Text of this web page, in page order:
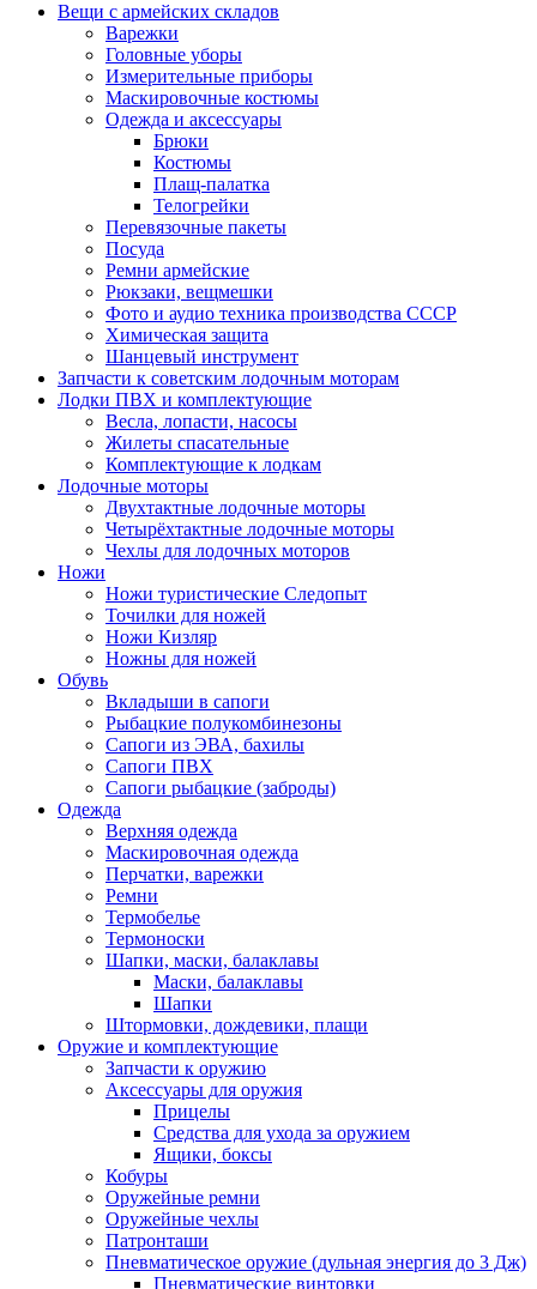
Вещи с армейских складов
Варежки
Головные уборы
Измерительные приборы
Маскировочные костюмы
Одежда и аксессуары
Брюки
Костюмы
Плащ-палатка
Телогрейки
Перевязочные пакеты
Посуда
Ремни армейские
Рюкзаки, вещмешки
Фото и аудио техника производства СССР
Химическая защита
Шанцевый инструмент
Запчасти к советским лодочным моторам
Лодки ПВХ и комплектующие
Весла, лопасти, насосы
Жилеты спасательные
Комплектующие к лодкам
Лодочные моторы
Двухтактные лодочные моторы
Четырёхтактные лодочные моторы
Чехлы для лодочных моторов
Ножи
Ножи туристические Следопыт
Точилки для ножей
Ножи Кизляр
Ножны для ножей
Обувь
Вкладыши в сапоги
Рыбацкие полукомбинезоны
Сапоги из ЭВА, бахилы
Сапоги ПВХ
Сапоги рыбацкие (заброды)
Одежда
Верхняя одежда
Маскировочная одежда
Перчатки, варежки
Ремни
Термобелье
Термоноски
Шапки, маски, балаклавы
Маски, балаклавы
Шапки
Штормовки, дождевики, плащи
Оружие и комплектующие
Запчасти к оружию
Аксессуары для оружия
Прицелы
Средства для ухода за оружием
Ящики, боксы
Кобуры
Оружейные ремни
Оружейные чехлы
Патронташи
Пневматическое оружие (дульная энергия до 3 Дж)
Пневматические винтовки